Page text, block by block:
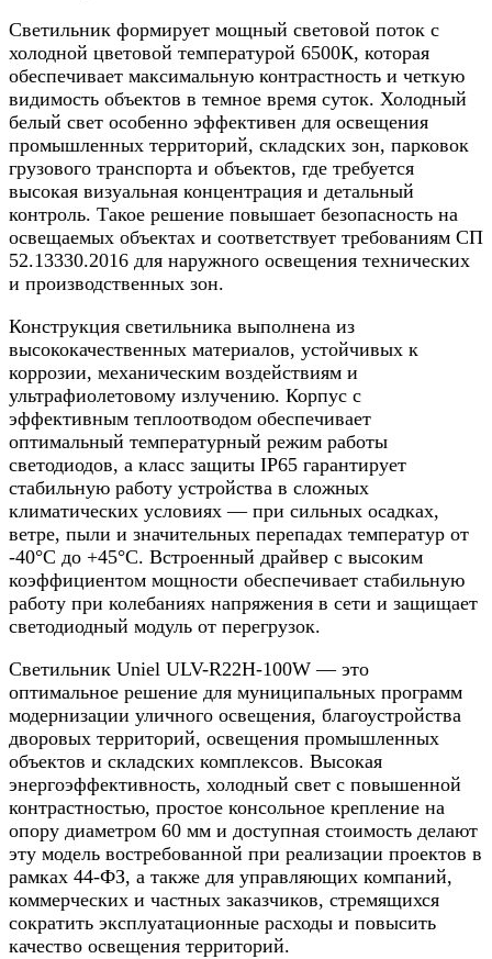
Светильник формирует мощный световой поток с
холодной цветовой температурой 6500К, которая
обеспечивает максимальную контрастность и четкую
видимость объектов в темное время суток. Холодный
белый свет особенно эффективен для освещения
промышленных территорий, складских зон, парковок
грузового транспорта и объектов, где требуется
высокая визуальная концентрация и детальный
контроль. Такое решение повышает безопасность на
освещаемых объектах и соответствует требованиям СП
52.13330.2016 для наружного освещения технических
и производственных зон.
Конструкция светильника выполнена из
высококачественных материалов, устойчивых к
коррозии, механическим воздействиям и
ультрафиолетовому излучению. Корпус с
эффективным теплоотводом обеспечивает
оптимальный температурный режим работы
светодиодов, а класс защиты IP65 гарантирует
стабильную работу устройства в сложных
климатических условиях — при сильных осадках,
ветре, пыли и значительных перепадах температур от
-40°C до +45°C. Встроенный драйвер с высоким
коэффициентом мощности обеспечивает стабильную
работу при колебаниях напряжения в сети и защищает
светодиодный модуль от перегрузок.
Светильник Uniel ULV-R22H-100W — это
оптимальное решение для муниципальных программ
модернизации уличного освещения, благоустройства
дворовых территорий, освещения промышленных
объектов и складских комплексов. Высокая
энергоэффективность, холодный свет с повышенной
контрастностью, простое консольное крепление на
опору диаметром 60 мм и доступная стоимость делают
эту модель востребованной при реализации проектов в
рамках 44-ФЗ, а также для управляющих компаний,
коммерческих и частных заказчиков, стремящихся
сократить эксплуатационные расходы и повысить
качество освещения территорий.